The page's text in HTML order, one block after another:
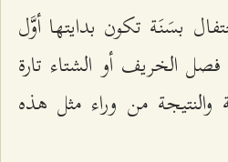
بسَنَة تكون بدايتها أوَّل
الخريف أو الشتاء تارة
من وراء مثل هذه